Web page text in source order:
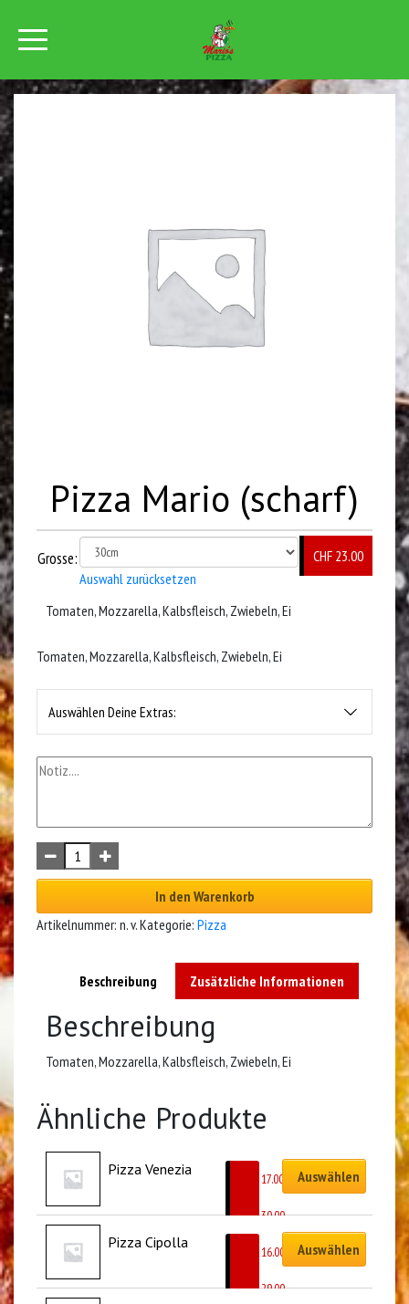
Pizza Mario (scharf)
CHF 23.00
Tomaten, Mozzarella, Kalbsfleisch, Zwiebeln, Ei
Grosse:
Auswahl zurücksetzen
Tomaten, Mozzarella, Kalbsfleisch, Zwiebeln, Ei
Auswählen Deine Extras:
In den Warenkorb
Artikelnummer: n. v.Kategorie: Pizza
Beschreibung Zusätzliche Informationen
Beschreibung
Tomaten, Mozzarella, Kalbsfleisch, Zwiebeln, Ei
Ähnliche Produkte
Pizza Venezia
17.00
CHF30.00
Auswählen
Pizza Cipolla
16.00
CHF29.00
Auswählen